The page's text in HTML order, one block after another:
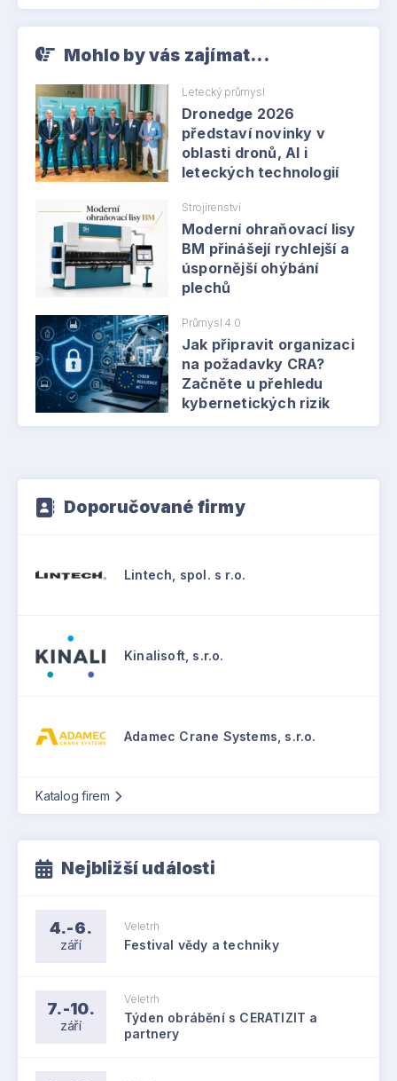
Mohlo by vás zajímat...
Letecký průmysl
Dronedge 2026
představí novinky v
oblasti dronů, AI i
leteckých technologií
Strojírenství
Moderní ohraňovací lisy
BM přinášejí rychlejší a
úspornější ohýbání
plechů
Průmysl 4.0
Jak připravit organizaci
na požadavky CRA?
Začněte u přehledu
kybernetických rizik
Doporučované firmy
Lintech, spol. s r.o.
Kinalisoft, s.r.o.
Adamec Crane Systems, s.r.o.
Katalog firem
Nejbližší události
4.-6.
září
Veletrh
Festival vědy a techniky
7.-10.
září
Veletrh
Týden obrábění s CERATIZIT a
partnery